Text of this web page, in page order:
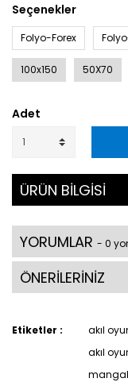
Seçenekler
Folyo-Forex
100x150 50X70
Adet
ÜRÜN BİLGİSİ
YORUMLAR - 0
ÖNERİLERİNİZ
Etiketler : akıl
akıl